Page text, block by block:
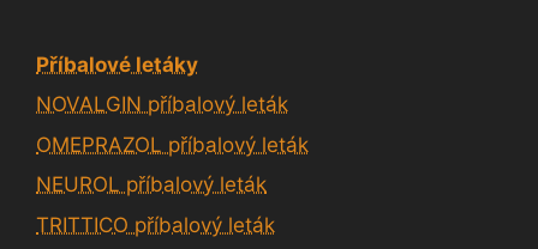
Příbalové letáky
NOVALGIN příbalový leták
OMEPRAZOL příbalový leták
NEUROL příbalový leták
TRITTICO příbalový leták